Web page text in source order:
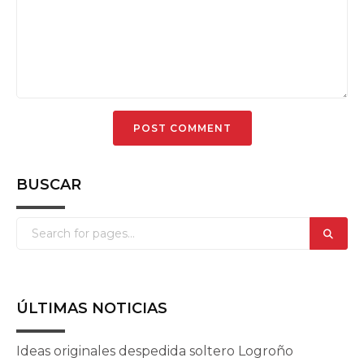
BUSCAR
ÚLTIMAS NOTICIAS
Ideas originales despedida soltero Logroño